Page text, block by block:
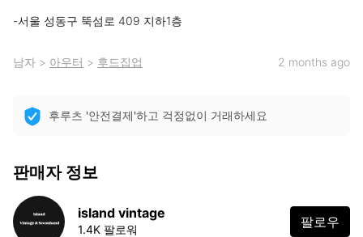
-서울 성동구 뚝섬로 409 지하1층
남자 > 아우터 > 후드집업 2 months ago
후루츠 '안전결제'하고 걱정없이 거래하세요
판매자 정보
island vintage
1.4K 팔로워 팔로우